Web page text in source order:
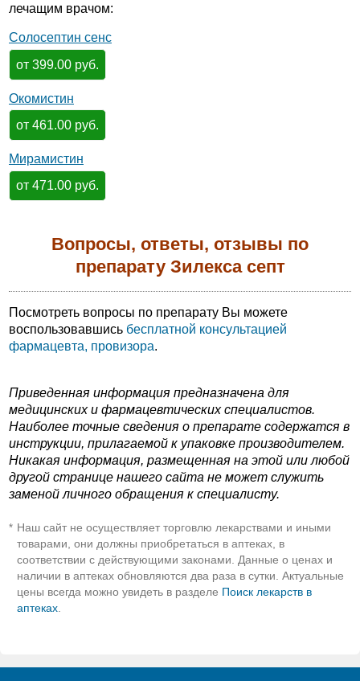
лечащим врачом:
Солосептин сенс
от 399.00 руб.
Окомистин
от 461.00 руб.
Мирамистин
от 471.00 руб.
Вопросы, ответы, отзывы по
препарату Зилекса септ
Посмотреть вопросы по препарату Вы можете
воспользовавшись бесплатной консультацией
фармацевта, провизора.
Приведенная информация предназначена для
медицинских и фармацевтических специалистов.
Наиболее точные сведения о препарате содержатся в
инструкции, прилагаемой к упаковке производителем.
Никакая информация, размещенная на этой или любой
другой странице нашего сайта не может служить
заменой личного обращения к специалисту.
* Наш сайт не осуществляет торговлю лекарствами и иными
товарами, они должны приобретаться в аптеках, в
соответствии с действующими законами. Данные о ценах и
наличии в аптеках обновляются два раза в сутки. Актуальные
цены всегда можно увидеть в разделе Поиск лекарств в
аптеках